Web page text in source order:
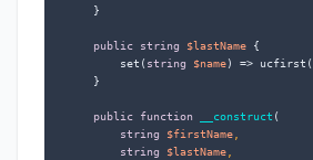
    }
public string $lastName {
        set(
string $name) => ucfirst(
    }
public function __construct (
string
$firstName,
string
$lastName,